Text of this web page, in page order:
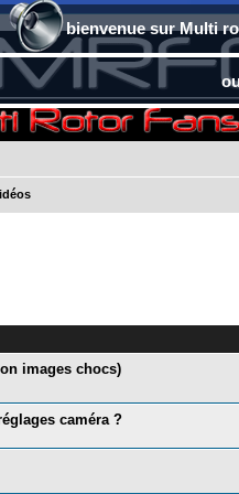
bienvenue sur Multi
images chocs)
caméra ?